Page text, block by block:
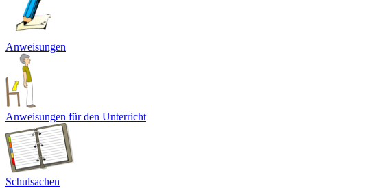
Anweisungen
Anweisungen für den Unterricht
Schulsachen